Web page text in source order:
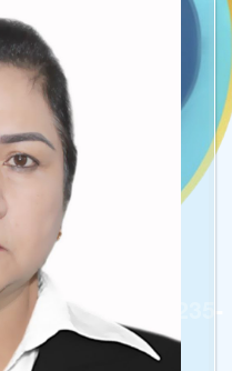
tumani 235-
maktabi